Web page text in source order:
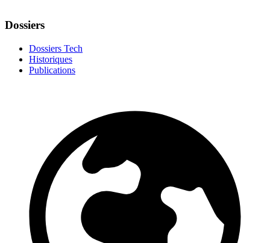
Dossiers
Dossiers Tech
Historiques
Publications